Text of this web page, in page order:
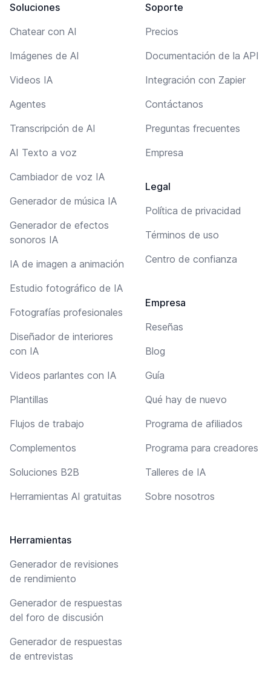
Soluciones
Chatear con AI
Imágenes de AI
Videos IA
Agentes
Transcripción de AI
AI Texto a voz
Cambiador de voz IA
Generador de música IA
Generador de efectos
sonoros IA
IA de imagen a animación
Estudio fotográfico de IA
Fotografías profesionales
Diseñador de interiores
con IA
Videos parlantes con IA
Plantillas
Flujos de trabajo
Complementos
Soluciones B2B
Herramientas AI gratuitas
Herramientas
Generador de revisiones
de rendimiento
Generador de respuestas
del foro de discusión
Generador de respuestas
de entrevistas
Soporte
Precios
Documentación de la API
Integración con Zapier
Contáctanos
Preguntas frecuentes
Empresa
Legal
Política de privacidad
Términos de uso
Centro de confianza
Empresa
Reseñas
Blog
Guía
Qué hay de nuevo
Programa de afiliados
Programa para creadores
Talleres de IA
Sobre nosotros